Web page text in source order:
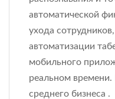
автоматической
ухода
автоматизации
мобильного
реальном
среднего бизнеса .